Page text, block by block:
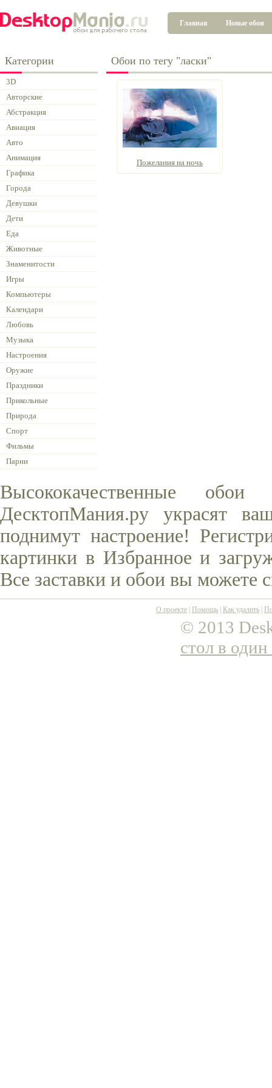
Главная Новые обои
Категории
3D
Авторские
Абстракция
Авиация
Авто
Анимация
Графика
Города
Девушки
Дети
Еда
Животные
Знаменитости
Игры
Компьютеры
Календари
Любовь
Музыка
Настроения
Оружие
Праздники
Прикольные
Природа
Спорт
Фильмы
Парни
Обои по тегу "ласки"
Пожелания на ночь
Высококачественные
ДесктопМания.ру украсят
поднимут настроение!
картинки в Избранное и
Все заставки и обои вы можете
О проекте Помощь Как удалить
© 2013
стол в